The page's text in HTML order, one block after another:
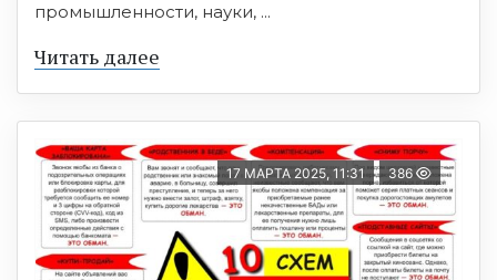
промышленности, науки, ...
Читать далее
17 МАРТА 2025, 11:31 386